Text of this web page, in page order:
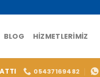
BLOG HIZMETLERIMIZ
05437169482